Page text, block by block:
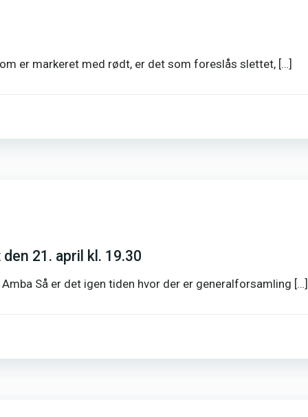
er markeret med rødt, er det som foreslås slettet, […]
21. april kl. 19.30
Så er det igen tiden hvor der er generalforsamling […]